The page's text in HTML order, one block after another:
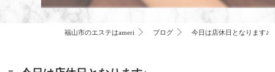
福山市のエステはameri ブログ 今日は店休日となります♪